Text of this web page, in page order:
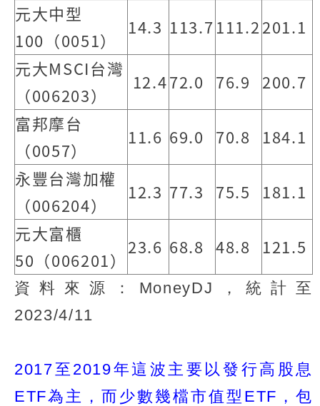
元大中型
100（0051）
14.3 113.7111.2201.1
元大MSCI台灣
（006203）
12.472.0 76.9
200.7
富邦摩台
（0057）
11.6 69.0 70.8
184.1
永豐台灣加權
（006204）
12.3 77.3 75.5
181.1
元大富櫃
50（006201）
23.6 68.8 48.8 121.5
資料來源：MoneyDJ，統計至
2023/4/11
2017至2019年這波主要以發行高股息
ETF為主，而少數幾檔市值型ETF，包